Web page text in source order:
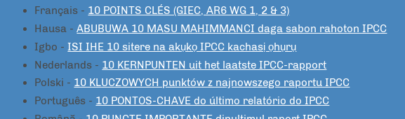
Français - 10 POINTS CLÉS (GIEC, AR6 WG 1, 2 & 3)
Hausa -ABUBUWA 10 MASU MAHIMMANCI daga sabon rahoton IPCC
Igbo -ISI IHE 10 sitere na akụkọ IPCC kachasị ọhụrụ
Nederlands - 10 KERNPUNTEN uit het laatste IPCC-rapport
Polski - 10 KLUCZOWYCH punktów z najnowszego raportu IPCC
Português - 10 PONTOS-CHAVE do último relatório do IPCC